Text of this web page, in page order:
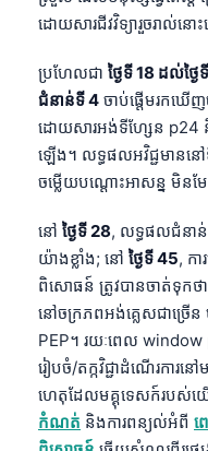
ដោយសារជីវវិទ្យារួចរាល់នោះ
ប្រហែលជា ថ្ងៃទី 18 ដល់ថ្ងៃ
ជំនាន់ទី 4 ចាប់ផ្តើមរកឃើ
ដោយសារអង់ទីហ្សែន p24
ឡើង។ លទ្ធផលអវិជ្ជមាននៅ
ចម្លើយបណ្តោះអាសន្ន មិនម
នៅ ថ្ងៃទី 28, លទ្ធផលជំនាន់
យ៉ាងខ្លាំង; នៅ ថ្ងៃទី 45, កា
ពិសោធន៍ ត្រូវបានចាត់ទុកថ
នៅចក្រភពអង់គ្លេសជាច្រើ
PEP។ រយៈពេល window
រៀបចំ/តក្កវិជ្ជាដំណើរកា
ហេតុដែលមគ្គុទេសក៍របស់យ
កំណត់ និងការពន្យល់អំពី ព